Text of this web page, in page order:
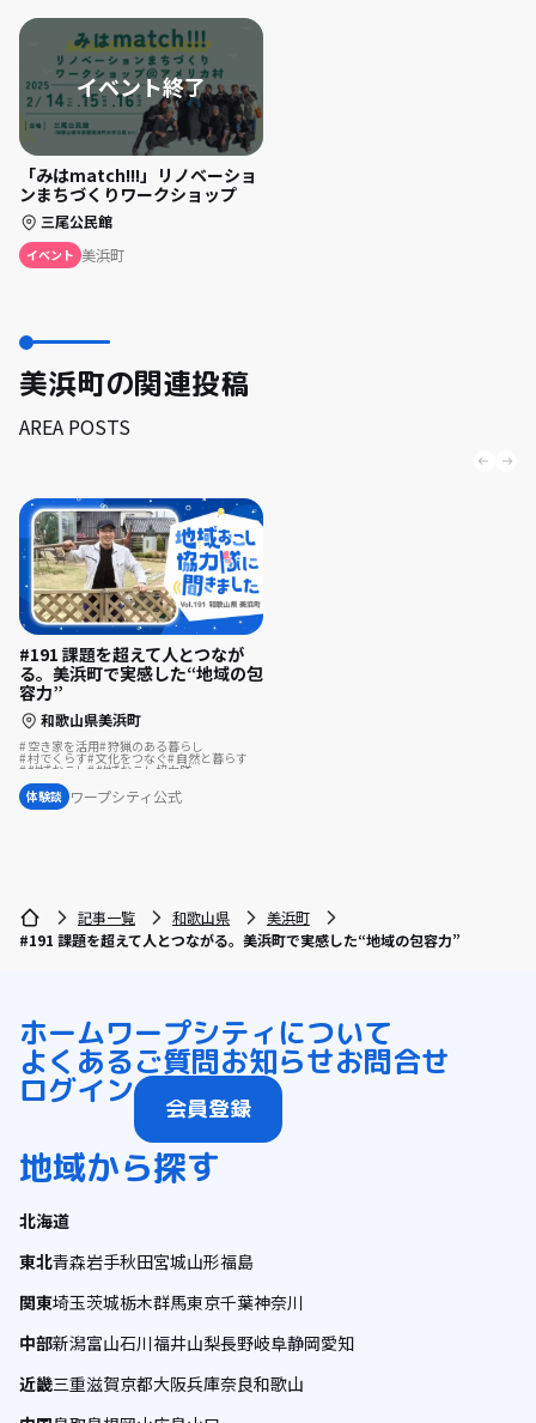
「みはmatch!!!」リノベーショ
ンまちづくりワークショップ
三尾公民館
イベント 美浜町
美浜町の関連投稿
AREA POSTS
#191 課題を超えて人とつなが
る。美浜町で実感した“地域の包
容力”
和歌山県美浜町
空き家を活用 狩猟のある暮らし
村でくらす 文化をつなぐ 自然と暮らす
地域おこし 地域おこし協力隊
古民家を活用
地域おこし協力隊に聞いてみた
体験談 ワープシティ公式
記事一覧 和歌山県
美浜町
#191 課題を超えて人とつながる。美浜町で実感した“地域の包容力”
ホームワープシティについて
よくあるご質問お知らせお問合せ
ログイン 会員登録
地域から探す
北海道
東北青森岩手秋田宮城山形福島
関東埼玉茨城栃木群馬東京千葉神奈川
中部新潟富山石川福井山梨長野岐阜静岡愛知
近畿三重滋賀京都大阪兵庫奈良和歌山